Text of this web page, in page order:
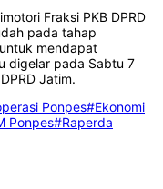
Fraksi PKB DPRD
pada tahap
mendapat
digelar pada Sabtu 7
Jatim.
Ponpes#Ekonomi
Ponpes#Raperda